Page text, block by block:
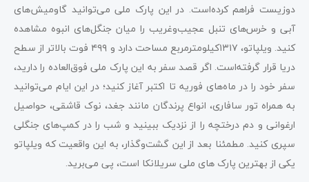
دوزیست فراهم کرده‌است. در این پارک ملی می‌توانید گاومیش‌های
آبی و خرس‌های تنبل عجیب‌وغریب را میان جنگل‌های انبوه مشاهده
کنید. ویلپاتو، ۱۳۱۷کیلومترمربع مساحت دارد و ۴۹۹ فوت بالاتر از سطح
دریا قرار گرفته‌است. اگر قصد سفر به این پارک ملی فوق‌العاده‌ را دارید،
سفر خود را در ماه‌های فوریه تا اکتبر آغاز کنید؛ در این ایام می‌توانید
به همراه تور سافاری، انواع پرندگان مانند جغد، نوک قاشقی، حواصیل
ارغوانی و دم درختچه را از نزدیک ببینید و شب را در کمپ‌های جنگلی
سپری کنید. مطمئنا بعد از این گشت‌وگذار، به این واقعیت که ویلپاتو
یکی از بهترین پارک‌ های ملی سریلانکا است، پی می‌برید.